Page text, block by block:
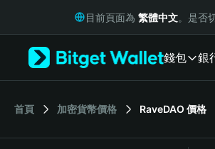
Русский
Italiano
目前頁面為 繁體中文。是否
錢包 銀
首頁 加密貨幣價格 RaveDAO 價格